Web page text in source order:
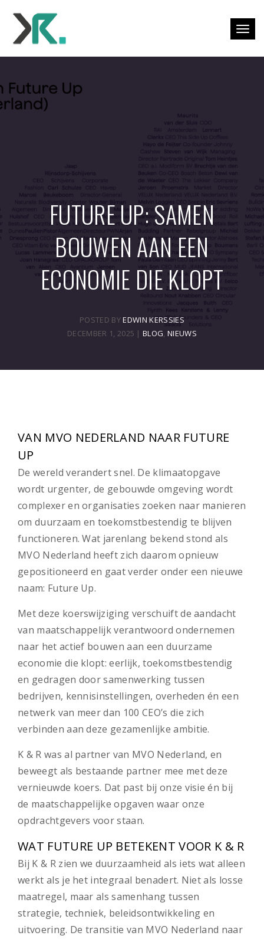
FUTURE UP: SAMEN
BOUWEN AAN EEN
ECONOMIE DIE KLOPT
POSTED BYEDWIN KERSSIES
DECEMBER 1, 2025 |BLOG,NIEUWS
VAN MVO NEDERLAND NAAR FUTURE
UP
De wereld verandert snel. De klimaatopgave
wordt urgenter, de gebouwde omgeving wordt
complexer en organisaties zoeken naar manieren
om duurzaam en toekomstbestendig te blijven
functioneren. Wat jarenlang bekend stond als
MVO Nederland heeft zich daarom opnieuw
gepositioneerd en gaat verder onder een nieuwe
naam: Future Up.
Met deze koerswijziging verschuift de aandacht
van maatschappelijk verantwoord ondernemen
naar het actief bouwen aan een duurzame
economie die klopt: eerlijk, toekomstbestendig
en gedragen door samenwerking tussen
bedrijven, kennisinstellingen, overheden én een
netwerk van meer dan 100 CEO’s die zich
verbinden aan deze gezamenlijke ambitie.
K & R was al partner van MVO Nederland, en
beweegt als bestaande partner mee met deze
vernieuwde koers. Dat past bij onze visie én bij
de maatschappelijke opgaven waar onze
opdrachtgevers voor staan.
WAT FUTURE UP BETEKENT VOOR K & R
Bij K & R zien we duurzaamheid als iets wat alleen
werkt als je het integraal benadert. Niet als losse
maatregel, maar als samenhang tussen
strategie, techniek, beleidsontwikkeling en
uitvoering. De transitie van MVO Nederland naar